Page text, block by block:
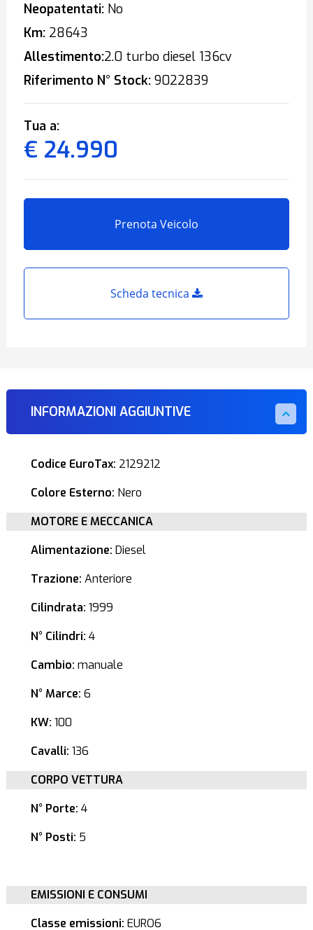
Neopatentati:No
Km:28643
Allestimento:2.0 turbo diesel 136cv
Riferimento N° Stock:9022839
Tua a:
€ 24.990
Prenota Veicolo
Scheda tecnica
INFORMAZIONI AGGIUNTIVE
Codice EuroTax: 2129212
Colore Esterno: Nero
MOTORE E MECCANICA
Alimentazione: Diesel
Trazione: Anteriore
Cilindrata: 1999
N° Cilindri: 4
Cambio: manuale
N° Marce: 6
KW: 100
Cavalli: 136
CORPO VETTURA
N° Porte: 4
N° Posti: 5
EMISSIONI E CONSUMI
Classe emissioni: EURO6